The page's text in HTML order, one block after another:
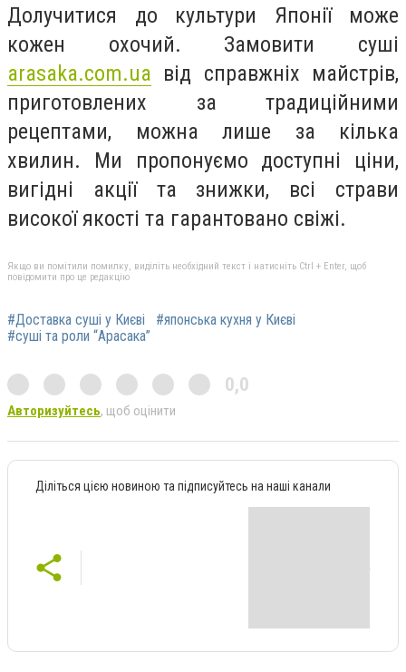
Долучитися до культури Японії може
кожен охочий. Замовити суші
arasaka.com.ua від справжніх майстрів,
приготовлених за традиційними
рецептами, можна лише за кілька
хвилин. Ми пропонуємо доступні ціни,
вигідні акції та знижки, всі страви
високої якості та гарантовано свіжі.
Якщо ви помітили помилку, виділіть необхідний текст і натисніть Ctrl + Enter, щоб
повідомити про це редакцію
#Доставка суші у Києві
#японська кухня у Києві
#суші та роли “Арасака”
0,0
Авторизуйтесь, щоб оцінити
Діліться цією новиною та підписуйтесь на наші канали